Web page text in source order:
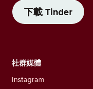
下載 Tinder
社群媒體
Instagram